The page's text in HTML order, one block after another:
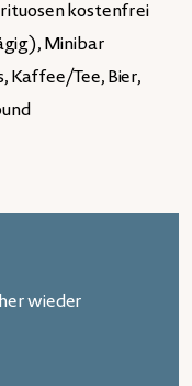
kostenfrei
Minibar
Tee, Bier,
wieder